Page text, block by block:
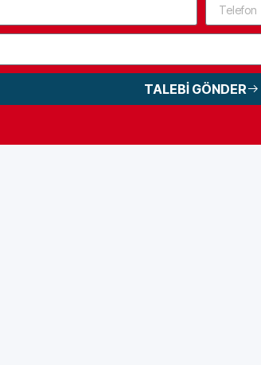
TALEBİ GÖNDER